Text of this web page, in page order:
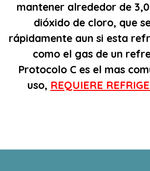
mantener alrededor de
dióxido de cloro, que
rápidamente aun si esta
como el gas de un
Protocolo C es el mas
uso, REQUIERE